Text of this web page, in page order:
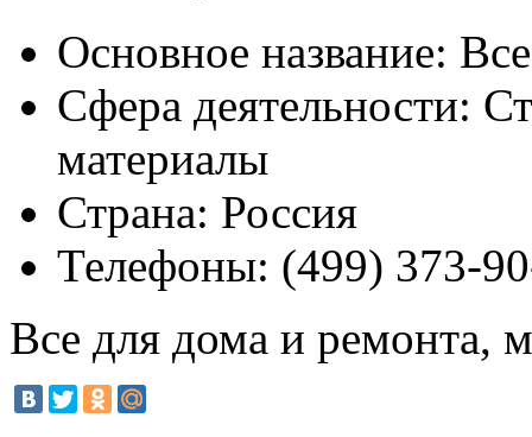
Основное название:
Сфера деятельности:
материалы
Страна: Россия
Телефоны: (499) 373-
Все для дома и ремонта,